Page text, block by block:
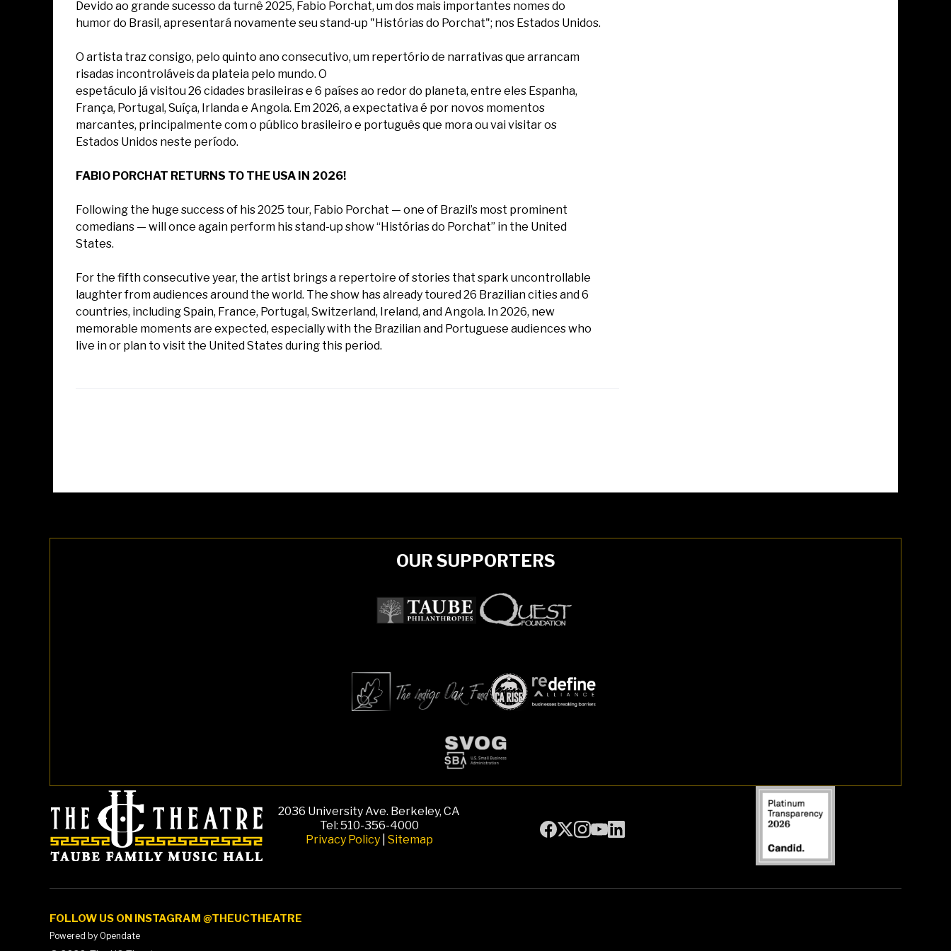
Devido ao grande sucesso da turnê 2025, Fabio Porchat, um dos mais importantes nomes do
humor do Brasil, apresentará novamente seu stand-up "Histórias do Porchat"; nos Estados Unidos.
O artista traz consigo, pelo quinto ano consecutivo, um repertório de narrativas que arrancam
risadas incontroláveis da plateia pelo mundo. O
espetáculo já visitou 26 cidades brasileiras e 6 países ao redor do planeta, entre eles Espanha,
França, Portugal, Suíça, Irlanda e Angola. Em 2026, a expectativa é por novos momentos
marcantes, principalmente com o público brasileiro e português que mora ou vai visitar os
Estados Unidos neste período.
FABIO PORCHAT RETURNS TO THE USA IN 2026!
Following the huge success of his 2025 tour, Fabio Porchat — one of Brazil’s most prominent
comedians — will once again perform his stand-up show “Histórias do Porchat” in the United
States.
For the fifth consecutive year, the artist brings a repertoire of stories that spark uncontrollable
laughter from audiences around the world. The show has already toured 26 Brazilian cities and 6
countries, including Spain, France, Portugal, Switzerland, Ireland, and Angola. In 2026, new
memorable moments are expected, especially with the Brazilian and Portuguese audiences who
live in or plan to visit the United States during this period.
OUR SUPPORTERS
2036 University Ave. Berkeley, CA
Tel: 510-356-4000
Privacy Policy| Sitemap
FOLLOW US ON INSTAGRAM @THEUCTHEATRE
Powered by Opendate